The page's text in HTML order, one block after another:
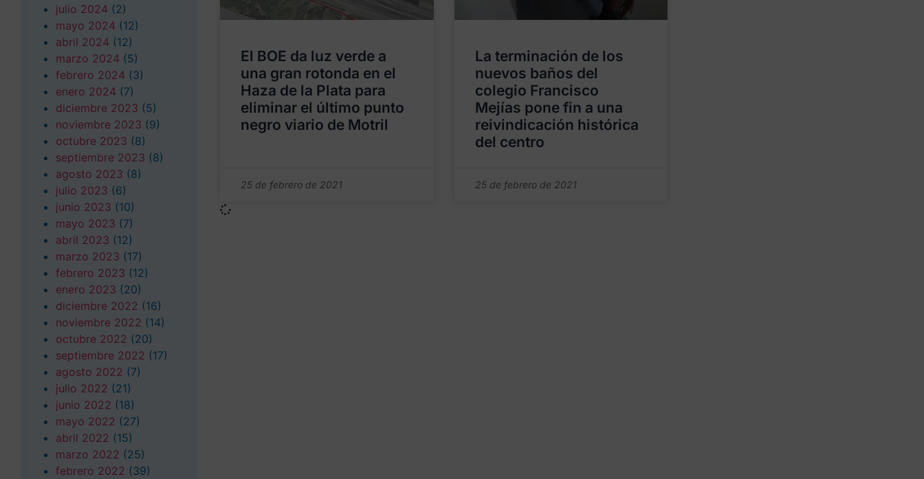
julio 2024 (2)
mayo 2024 (12)
abril 2024 (12)
marzo 2024 (5)
febrero 2024 (3)
enero 2024 (7)
diciembre 2023 (5)
noviembre 2023 (9)
octubre 2023 (8)
septiembre 2023 (8)
agosto 2023 (8)
julio 2023 (6)
junio 2023 (10)
mayo 2023 (7)
abril 2023 (12)
marzo 2023 (17)
febrero 2023 (12)
enero 2023 (20)
diciembre 2022 (16)
noviembre 2022 (14)
octubre 2022 (20)
septiembre 2022 (17)
agosto 2022 (7)
julio 2022 (21)
junio 2022 (18)
mayo 2022 (27)
abril 2022 (15)
marzo 2022 (25)
febrero 2022 (39)
El BOE da luz verde a
una gran rotonda en el
Haza de la Plata para
eliminar el último punto
negro viario de Motril
25 de febrero de 2021
La terminación de los
nuevos baños del
colegio Francisco
Mejías pone fin a una
reivindicación histórica
del centro
25 de febrero de 2021